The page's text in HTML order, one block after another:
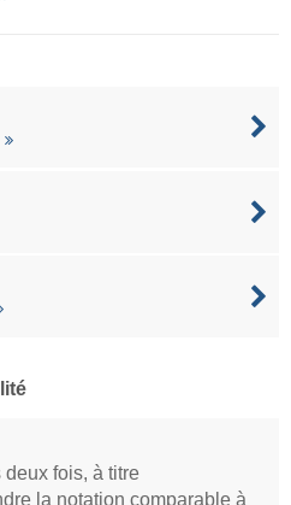
fois, à titre
la notation comparable à